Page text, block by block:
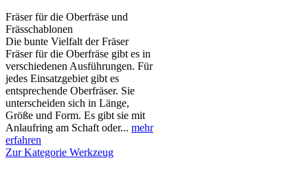
Fräser für die Oberfräse und
Frässchablonen
Die bunte Vielfalt der Fräser
Fräser für die Oberfräse gibt es in
verschiedenen Ausführungen. Für
jedes Einsatzgebiet gibt es
entsprechende Oberfräser. Sie
unterscheiden sich in Länge,
Größe und Form. Es gibt sie mit
Anlaufring am Schaft oder... mehr
erfahren
Zur Kategorie Werkzeug